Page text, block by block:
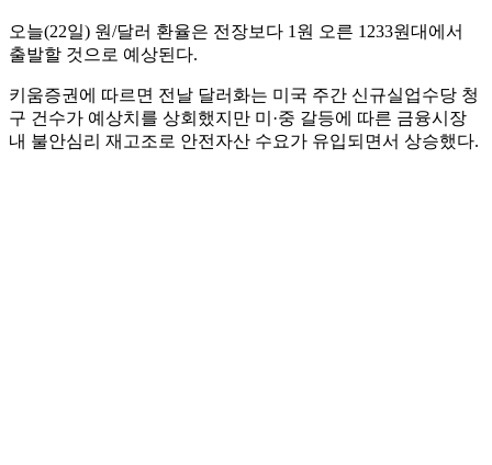
오늘(22일) 원/달러 환율은 전장보다 1원 오른 1233원대에서
출발할 것으로 예상된다.
키움증권에 따르면 전날 달러화는 미국 주간 신규실업수당 청
구 건수가 예상치를 상회했지만 미·중 갈등에 따른 금융시장
내 불안심리 재고조로 안전자산 수요가 유입되면서 상승했다.